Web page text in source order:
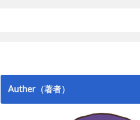
Auther（著者）